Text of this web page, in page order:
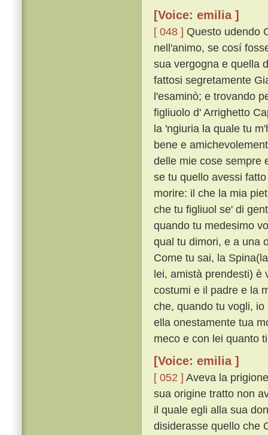
[Voice: emilia ]
[ 048 ] Questo udendo
nell'animo, se cosí
sua vergogna e quella
fattosi segretamente
l'esaminò; e trovando
figliuolo d' Arrighetto
la 'ngiuria la quale tu
bene e
delle mie cose sempre
se tu quello avessi
morire: il che la mia
che tu figliuol se' di
quando tu medesimo
qual tu dimori, e a una
Come tu sai, la
lei, amistà prendesti) è
costumi e il padre e la
che, quando tu vogli,
ella onestamente tua
meco e con lei quanto
[Voice: emilia ]
[ 052 ] Aveva la
sua origine tratto non
il quale egli alla sua
disiderasse quello che